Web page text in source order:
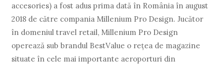
accesories) a fost adus prima dată în România în august
2018 de către compania Millenium Pro Design. Jucător
în domeniul travel retail, Millenium Pro Design
operează sub brandul BestValue o rețea de magazine
situate în cele mai importante aeroporturi din